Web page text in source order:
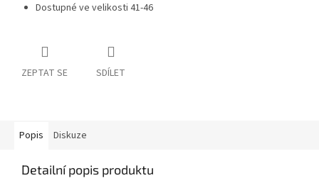
Dostupné ve velikosti 41-46
ZEPTAT SE SDÍLET
Popis Diskuze
Detailní popis produktu